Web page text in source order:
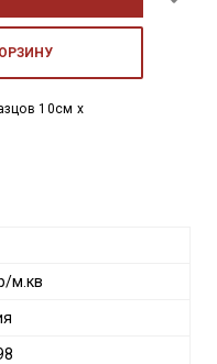
10см x
м.кв